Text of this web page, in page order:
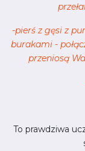
-pierś z gęsi z
burakami -
przeniosą
To prawdziwa